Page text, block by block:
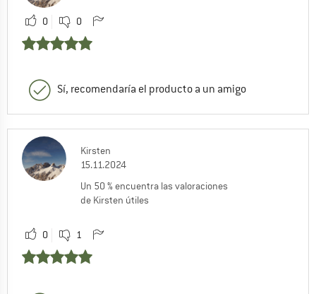
0 0
Sí, recomendaría el producto a un amigo
Kirsten
15.11.2024
Un 50 % encuentra las valoraciones
de Kirsten útiles
0 1